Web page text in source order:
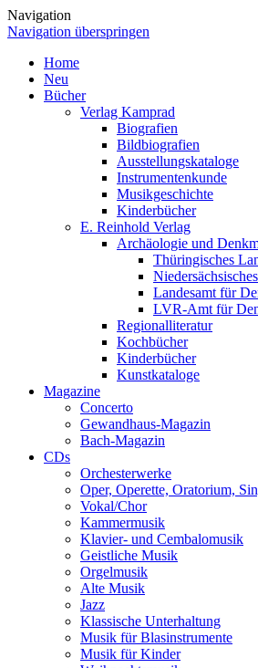
Navigation
Navigation überspringen
Home
Neu
Bücher
Verlag Kamprad
Biografien
Bildbiografien
Ausstellungskataloge
Instrumentenkunde
Musikgeschichte
Kinderbücher
E. Reinhold Verlag
Archäologie und
Thüringisches
Landesamt für
LVR-Amt für
Regionalliteratur
Kochbücher
Kinderbücher
Kunstkataloge
Magazine
Concerto
Gewandhaus-Magazin
Bach-Magazin
CDs
Orchesterwerke
Oper, Operette, Oratorium,
Vokal/Chor
Kammermusik
Klavier- und Cembalomusik
Geistliche Musik
Orgelmusik
Alte Musik
Jazz
Klassische Unterhaltung
Musik für Blasinstrumente
Musik für Kinder